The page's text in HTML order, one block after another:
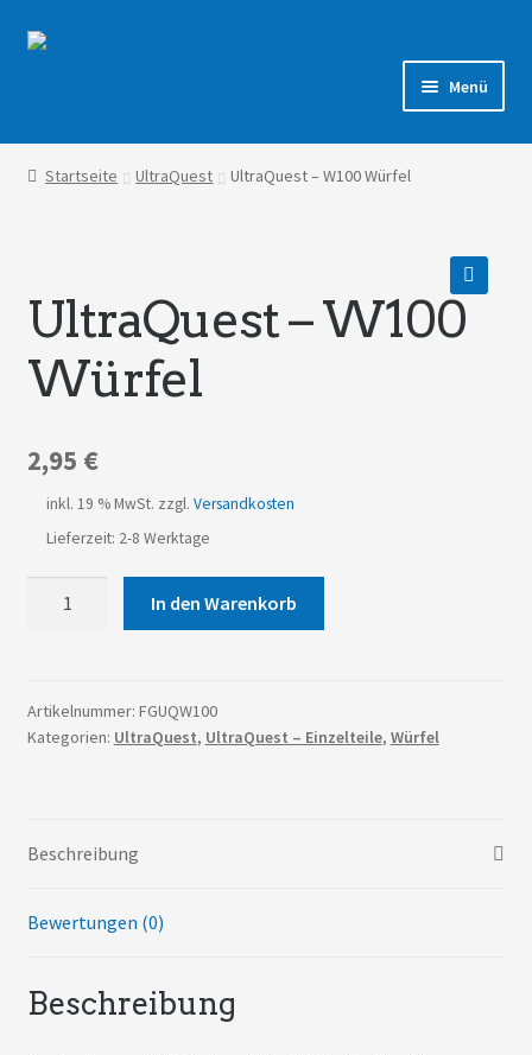
Zur
Zum
Menü
Shop
Startseite UltraQuest UltraQuest – W100 Würfel
🔍
UltraQuest – W100
Würfel
2,95 €
inkl. 19 % MwSt. zzgl. Versandkosten
Lieferzeit: 2-8 Werktage
Menge
In den Warenkorb
Artikelnummer: FGUQW100
Kategorien: UltraQuest, UltraQuest – Einzelteile, Würfel
Beschreibung
Bewertungen (0)
Beschreibung